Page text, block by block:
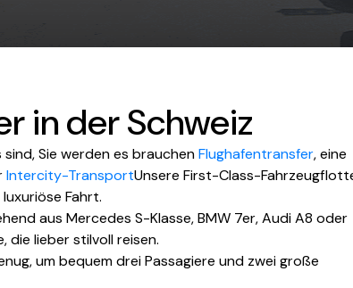
in der Schweiz
Sie werden es brauchenFlughafentransfer, eine
Intercity-TransportUnsere First-Class-
Fahrt.
aus Mercedes S-Klasse, BMW 7er, Audi A8 oder
die lieber stilvoll reisen.
um bequem drei Passagiere und zwei große